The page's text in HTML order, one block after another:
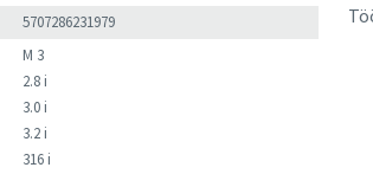
5707286231979
M 3
2.8 i
3.0 i
3.2 i
316 i